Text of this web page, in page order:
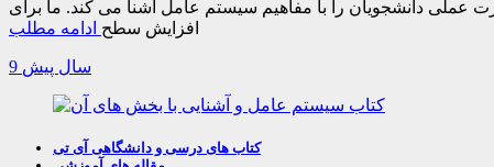
دانشجویان را با مفاهیم سیستم عامل آشنا می کند. ما برای
افزایش سطح ادامه مطلب
9 سال پیش
کتاب های درسی و دانشگاهی آی تی